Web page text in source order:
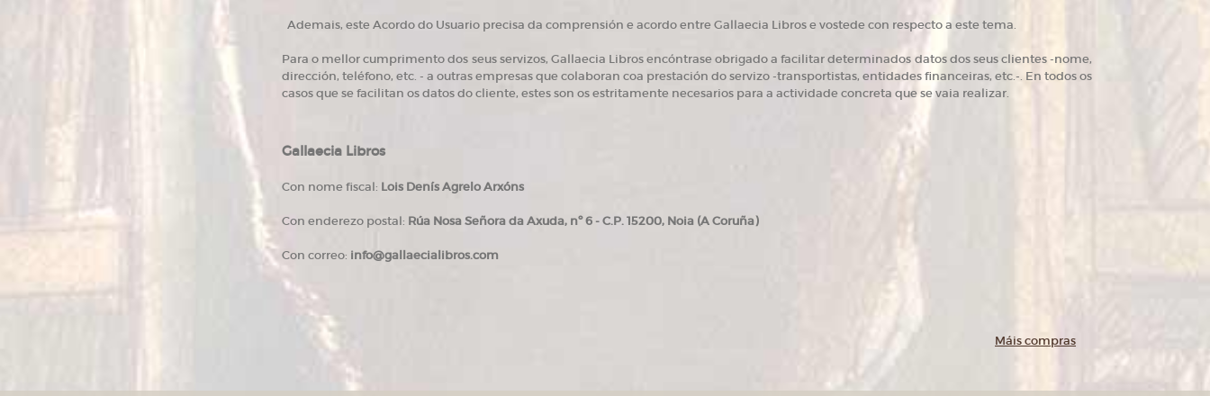
Ademais, este Acordo do Usuario precisa da comprensión e acordo entre Gallaecia Libros e vostede con respecto a este tema.
Para o mellor cumprimento dos seus servizos, Gallaecia Libros encóntrase obrigado a facilitar determinados datos dos seus clientes -nome,
dirección, teléfono, etc. - a outras empresas que colaboran coa prestación do servizo -transportistas, entidades financeiras, etc.-. En todos os
casos que se facilitan os datos do cliente, estes son os estritamente necesarios para a actividade concreta que se vaia realizar.
Gallaecia Libros
Con nome fiscal: Lois Denís Agrelo Arxóns
Con enderezo postal: Rúa Nosa Señora da Axuda, nº 6 - C.P. 15200, Noia (A Coruña)
Con correo: info@gallaecialibros.com
Máis compras